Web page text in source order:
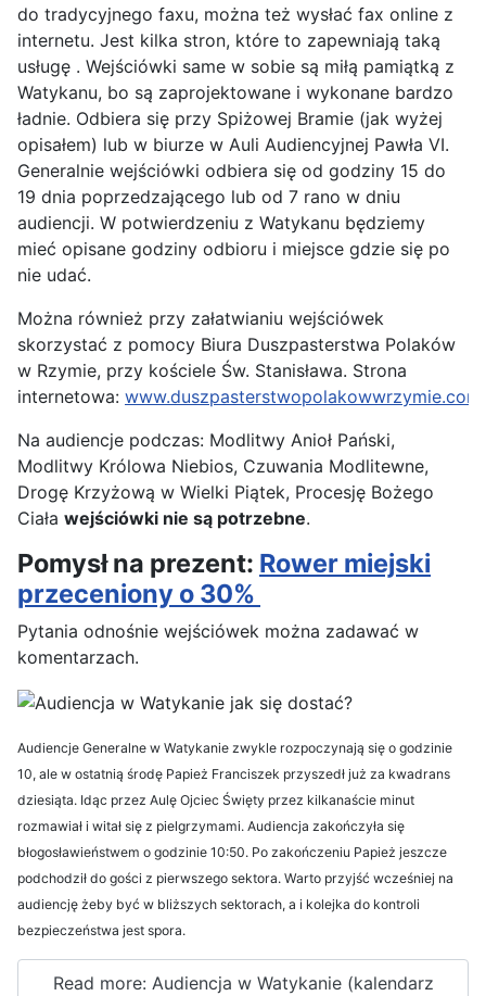
do tradycyjnego faxu, można też wysłać fax online z
internetu. Jest kilka stron, które to zapewniają taką
usługę . Wejściówki same w sobie są miłą pamiątką z
Watykanu, bo są zaprojektowane i wykonane bardzo
ładnie. Odbiera się przy Spiżowej Bramie (jak wyżej
opisałem) lub w biurze w Auli Audiencyjnej Pawła VI.
Generalnie wejściówki odbiera się od godziny 15 do
19 dnia poprzedzającego lub od 7 rano w dniu
audiencji. W potwierdzeniu z Watykanu będziemy
mieć opisane godziny odbioru i miejsce gdzie się po
nie udać.
Można również przy załatwianiu wejściówek
skorzystać z pomocy Biura Duszpasterstwa Polaków
w Rzymie, przy kościele Św. Stanisława. Strona
internetowa: www.duszpasterstwopolakowwrzymie.com
Na audiencje podczas: Modlitwy Anioł Pański,
Modlitwy Królowa Niebios, Czuwania Modlitewne,
Drogę Krzyżową w Wielki Piątek, Procesję Bożego
Ciała wejściówki nie są potrzebne.
Pomysł na prezent: Rower miejski
przeceniony o 30%
Pytania odnośnie wejściówek można zadawać w
komentarzach.
Audiencje Generalne w Watykanie zwykle rozpoczynają się o godzinie
10, ale w ostatnią środę Papież Franciszek przyszedł już za kwadrans
dziesiąta. Idąc przez Aulę Ojciec Święty przez kilkanaście minut
rozmawiał i witał się z pielgrzymami. Audiencja zakończyła się
błogosławieństwem o godzinie 10:50. Po zakończeniu Papież jeszcze
podchodził do gości z pierwszego sektora. Warto przyjść wcześniej na
audiencję żeby być w bliższych sektorach, a i kolejka do kontroli
bezpieczeństwa jest spora.
Read more: Audiencja w Watykanie (kalendarz